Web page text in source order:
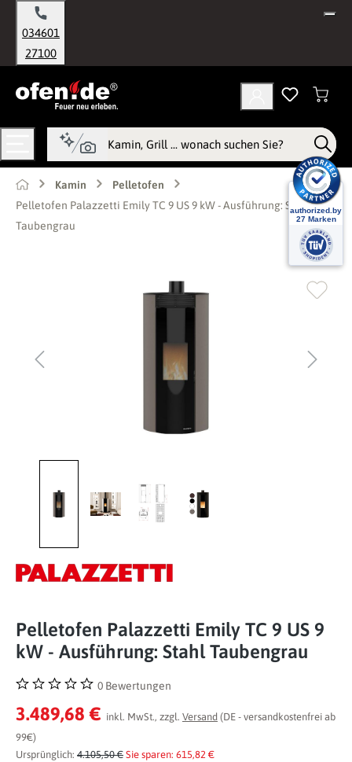
springen
034601
27100
Kamin
Pelletofen
Pelletofen Palazzetti Emily TC 9 US 9 kW - Ausführung: Stahl
Taubengrau
Pelletofen Palazzetti Emily TC 9 US 9
kW - Ausführung: Stahl Taubengrau
Durchschnittliche Bewertung von 0 von 5 Sternen
0 Bewertungen
3.489,68 € inkl. MwSt., zzgl. Versand (DE - versandkostenfrei ab
99€)
Ursprünglich: 4.105,50 € Sie sparen: 615,82 €